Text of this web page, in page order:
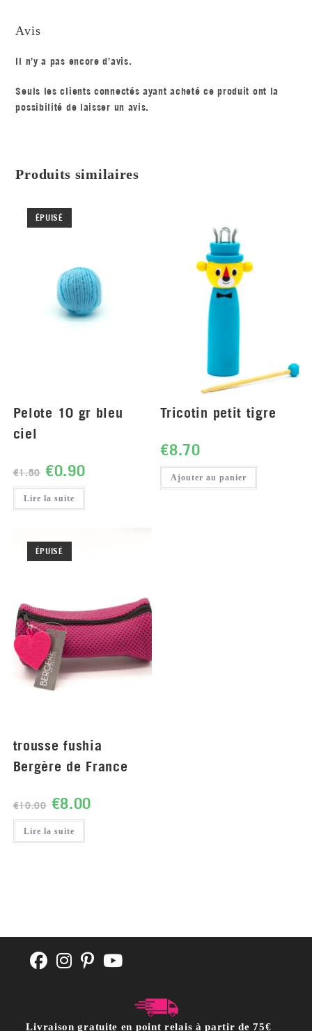
Avis
Il n’y a pas encore d’avis.
Seuls les clients connectés ayant acheté ce produit ont la
possibilité de laisser un avis.
Produits similaires
ÉPUISÉ
Pelote 10 gr bleu
ciel
€1.50 €0.90
Lire la suite
Tricotin petit tigre
€8.70
Ajouter au panier
ÉPUISÉ
trousse fushia
Bergère de France
€10.00 €8.00
Lire la suite
Livraison gratuite en point relais à partir de 75€